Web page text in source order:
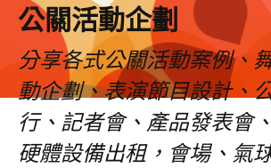
公關活動企劃
分享各式公關活動案例、
動企劃、表演節目設計、
行、記者會、產品發表會
硬體設備出租，會場、氣